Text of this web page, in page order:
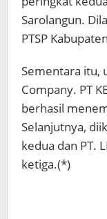
Sarolangun.
PTSP
Sementara itu,
Company. PT
berhasil
Selanjutnya,
kedua dan PT.
ketiga.(*)